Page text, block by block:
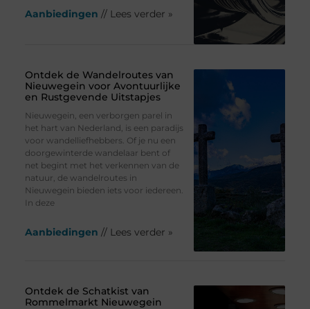
Aanbiedingen // Lees verder »
Ontdek de Wandelroutes van
Nieuwegein voor Avontuurlijke
en Rustgevende Uitstapjes
Nieuwegein, een verborgen parel in
het hart van Nederland, is een paradijs
voor wandelliefhebbers. Of je nu een
doorgewinterde wandelaar bent of
net begint met het verkennen van de
natuur, de wandelroutes in
Nieuwegein bieden iets voor iedereen.
In deze
Aanbiedingen // Lees verder »
Ontdek de Schatkist van
Rommelmarkt Nieuwegein